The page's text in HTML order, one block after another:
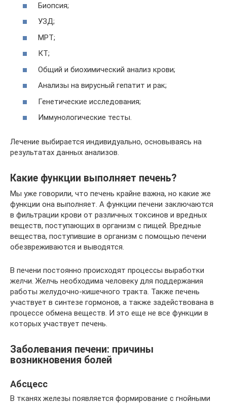
Биопсия;
УЗД;
МРТ;
КТ;
Общий и биохимический анализ крови;
Анализы на вирусный гепатит и рак;
Генетические исследования;
Иммунологические тесты.
Лечение выбирается индивидуально, основываясь на
результатах данных анализов.
Какие функции выполняет печень?
Мы уже говорили, что печень крайне важна, но какие же
функции она выполняет. А функции печени заключаются
в фильтрации крови от различных токсинов и вредных
веществ, поступающих в организм с пищей. Вредные
вещества, поступившие в организм с помощью печени
обезвреживаются и выводятся.
В печени постоянно происходят процессы выработки
желчи. Желчь необходима человеку для поддержания
работы желудочно-кишечного тракта. Также печень
участвует в синтезе гормонов, а также задействована в
процессе обмена веществ. И это еще не все функции в
которых участвует печень.
Заболевания печени: причины
возникновения болей
Абсцесс
В тканях железы появляется формирование с гнойными